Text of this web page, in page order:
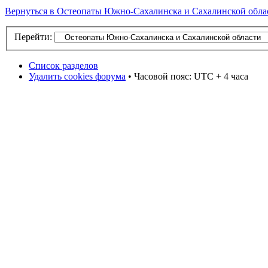
Вернуться в Остеопаты Южно-Сахалинска и Сахалинской
Перейти:
Список разделов
Удалить cookies форума • Часовой пояс: UTC + 4 часа